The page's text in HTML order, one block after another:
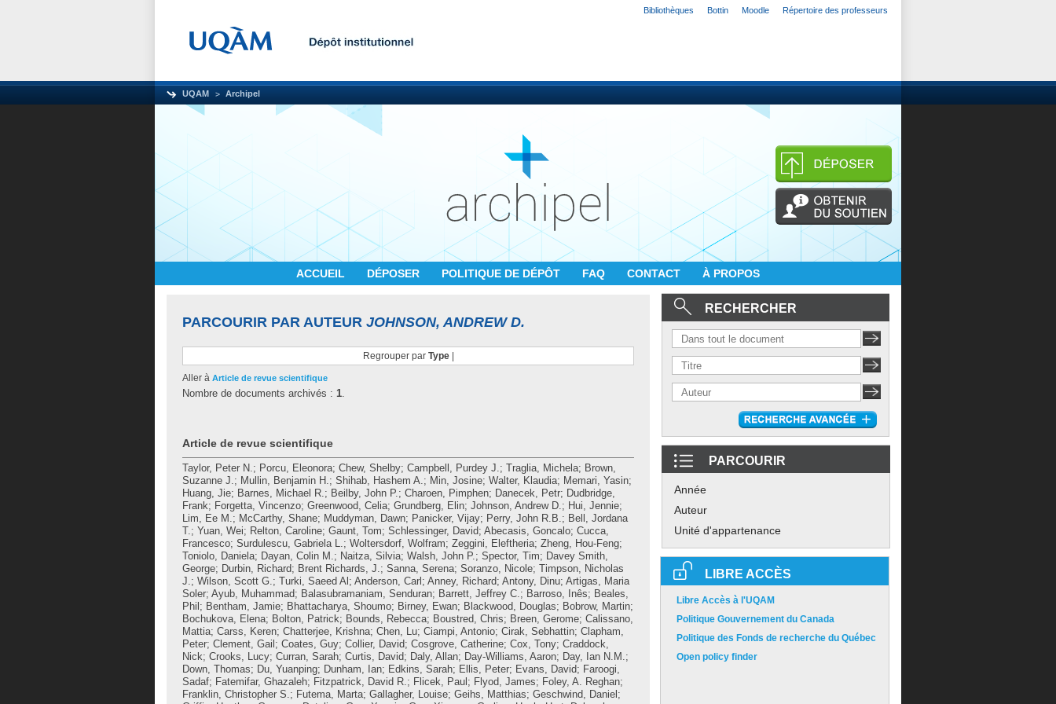
Bibliothèques Bottin Moodle Répertoire des professeurs
UQAM Archipel
ACCUEIL DÉPOSER POLITIQUE DE DÉPÔT FAQ CONTACT À PROPOS
PARCOURIR PAR AUTEUR JOHNSON, ANDREW D.
Regrouper par Type|
Aller à Article de revue scientifique
Nombre de documents archivés : 1.
Article de revue scientifique
Taylor, Peter N.; Porcu, Eleonora; Chew, Shelby; Campbell, Purdey J.; Traglia, Michela; Brown,
Suzanne J.; Mullin, Benjamin H.; Shihab, Hashem A.; Min, Josine; Walter, Klaudia; Memari, Yasin;
Huang, Jie; Barnes, Michael R.; Beilby, John P.; Charoen, Pimphen; Danecek, Petr; Dudbridge,
Frank; Forgetta, Vincenzo; Greenwood, Celia; Grundberg, Elin; Johnson, Andrew D.; Hui, Jennie;
Lim, Ee M.; McCarthy, Shane; Muddyman, Dawn; Panicker, Vijay; Perry, John R.B.; Bell, Jordana
T.; Yuan, Wei; Relton, Caroline; Gaunt, Tom; Schlessinger, David; Abecasis, Goncalo; Cucca,
Francesco; Surdulescu, Gabriela L.; Woltersdorf, Wolfram; Zeggini, Eleftheria; Zheng, Hou-Feng;
Toniolo, Daniela; Dayan, Colin M.; Naitza, Silvia; Walsh, John P.; Spector, Tim; Davey Smith,
George; Durbin, Richard; Brent Richards, J.; Sanna, Serena; Soranzo, Nicole; Timpson, Nicholas
J.; Wilson, Scott G.; Turki, Saeed Al ; Anderson, Carl ; Anney, Richard; Antony, Dinu; Artigas, Maria
Soler; Ayub, Muhammad; Balasubramaniam, Senduran; Barrett, Jeffrey C.; Barroso, Inês; Beales,
Phil ; Bentham, Jamie; Bhattacharya, Shoumo; Birney, Ewan; Blackwood, Douglas; Bobrow, Martin;
Bochukova, Elena; Bolton, Patrick; Bounds, Rebecca; Boustred, Chris; Breen, Gerome; Calissano,
Mattia; Carss, Keren; Chatterjee, Krishna; Chen, Lu; Ciampi, Antonio; Cirak, Sebhattin; Clapham,
Peter; Clement, Gail ; Coates, Guy; Collier, David; Cosgrove, Catherine; Cox, Tony; Craddock,
Nick; Crooks, Lucy; Curran, Sarah; Curtis, David; Daly, Allan; Day-Williams, Aaron; Day, Ian N.M.;
Down, Thomas; Du, Yuanping; Dunham, Ian; Edkins, Sarah; Ellis, Peter; Evans, David; Faroogi,
Sadaf; Fatemifar, Ghazaleh; Fitzpatrick, David R.; Flicek, Paul ; Flyod, James; Foley, A. Reghan;
Franklin, Christopher S.; Futema, Marta; Gallagher, Louise; Geihs, Matthias; Geschwind, Daniel ;
RECHERCHER
PARCOURIR
Année
Auteur
Unité d'appartenance
LIBRE ACCÈS
Libre Accès à l'UQAM
Politique Gouvernement du Canada
Politique des Fonds de recherche du Québec
Open policy finder